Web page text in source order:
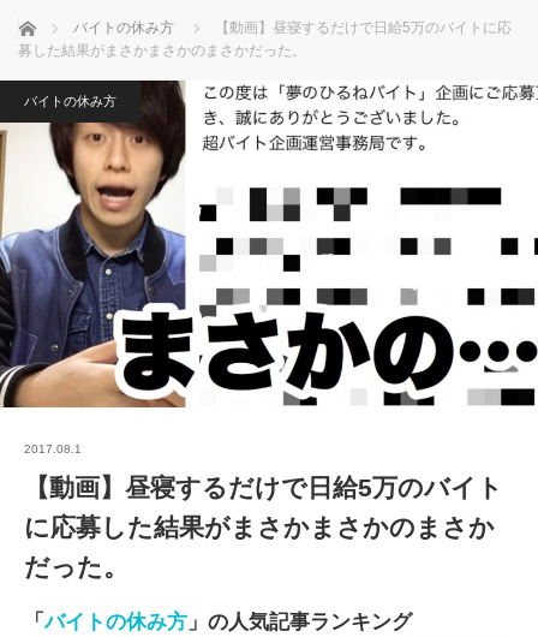
ホーム バイトの休み方
【動画】昼寝するだけで日給5万のバイトに応
募した結果がまさかまさかのまさかだった。
バイトの休み方
2017.08.1
【動画】昼寝するだけで日給5万のバイト
に応募した結果がまさかまさかのまさか
だった。
「バイトの休み方 」の人気記事ランキング